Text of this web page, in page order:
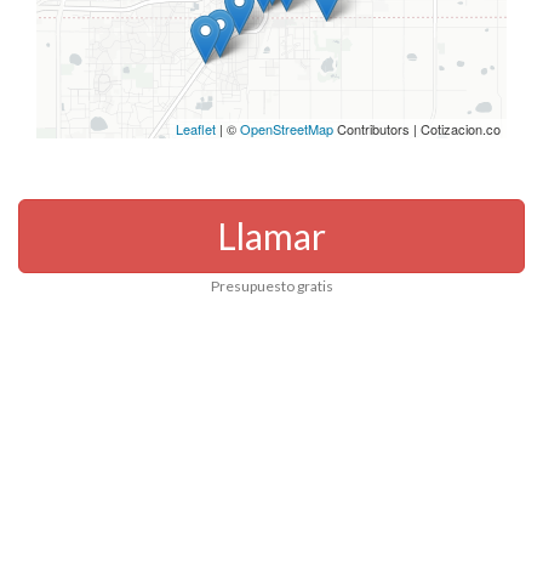
Leaflet | ©OpenStreetMapContributors | Cotizacion.co
Llamar
Presupuesto gratis